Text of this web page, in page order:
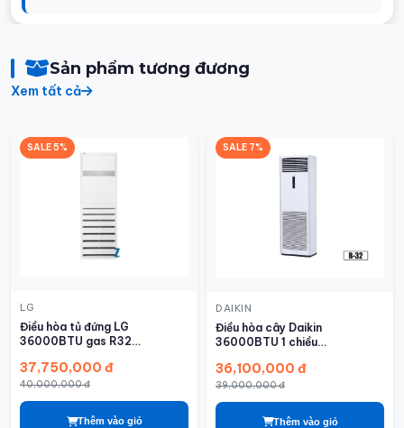
Sản phẩm tương đương
Xem tất cả
SALE 5%
LG
Điều hòa tủ đứng LG
36000BTU gas R32
37,750,000 đ
40,000,000 đ
Thêm vào giỏ
SALE 7%
DAIKIN
Điều hòa cây Daikin
36000BTU 1 chiều
36,100,000 đ
39,000,000 đ
Thêm vào giỏ